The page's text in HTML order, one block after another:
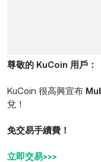
尊敬的 KuCoin 用戶：
KuCoin 很高興宣布
兌！
免交易手續費！
立即交易>>>